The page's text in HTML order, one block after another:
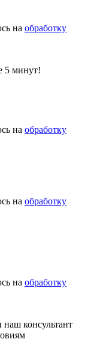
на обработку
5 минут!
на обработку
на обработку
на обработку
консультант